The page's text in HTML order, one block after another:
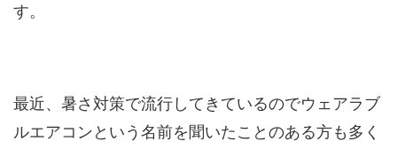
す。
最近、暑さ対策で流行してきているのでウェアラブ
ルエアコンという名前を聞いたことのある方も多く